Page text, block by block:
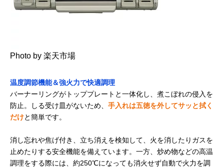
Photo by 楽天市場
温度調節機能＆強火力で快適調理
バーナーリングがトッププレートと一体化し、煮こぼれの侵入を
防止。しる受け皿がないため、 手入れは五徳を外してサッと拭く
だけと簡単です。
消し忘れや焦げ付き、立ち消えを検知して、火を消したりガスを
止めたりする安全機能を備えています。一方、炒め物などの高温
調理をする際には、約250℃になっても消火せず自動で火力を調